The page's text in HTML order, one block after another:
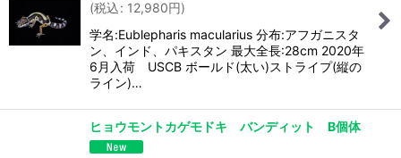
(税込: 12,980円)
学名:Eublepharis macularius 分布:アフガニスタ
ン、インド、パキスタン 最大全長:28cm 2020年
6月入荷 USCB ボールド(太い)ストライプ(縦の
ライン)…
ヒョウモントカゲモドキ バンディット B個体